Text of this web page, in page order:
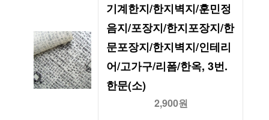
기계한지/한지벽지/훈민정
음지/포장지/한지포장지/한
문포장지/한지벽지/인테리
어/고가구/리폼/한옥, 3번.
한문(소)
2,900원